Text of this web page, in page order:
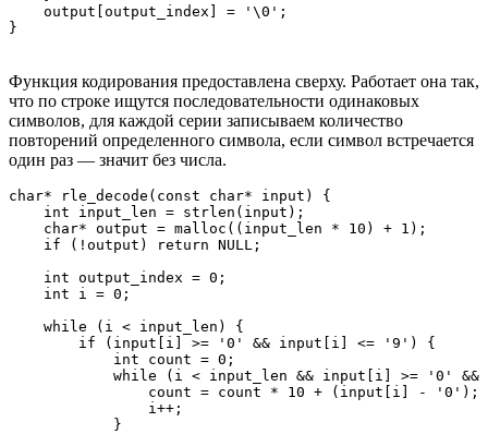
    output[output_index] = '\0';
Функция кодирования предоставлена сверху. Работает она так,
что по строке ищутся последовательности одинаковых
символов, для каждой серии записываем количество
повторений определенного символа, если символ встречается
один раз — значит без числа.
char* rle_decode(const char* input) {
    int input_len = strlen(input);
    char* output = malloc((input_len * 10) + 1);
    if (!output) return NULL;
    int output_index = 0;
    int i = 0;
    while (i < input_len) {
        if (input[i] >= '0' && input[i] <= '9') {
            int count = 0;
while (i < input_len && input[i] >= '0' &&
                count = count * 10 + (input[i] - '0');
                i++;
            }